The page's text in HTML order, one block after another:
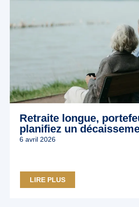
Retraite longue,
planifiez un
6 avril 2026
LIRE PLUS